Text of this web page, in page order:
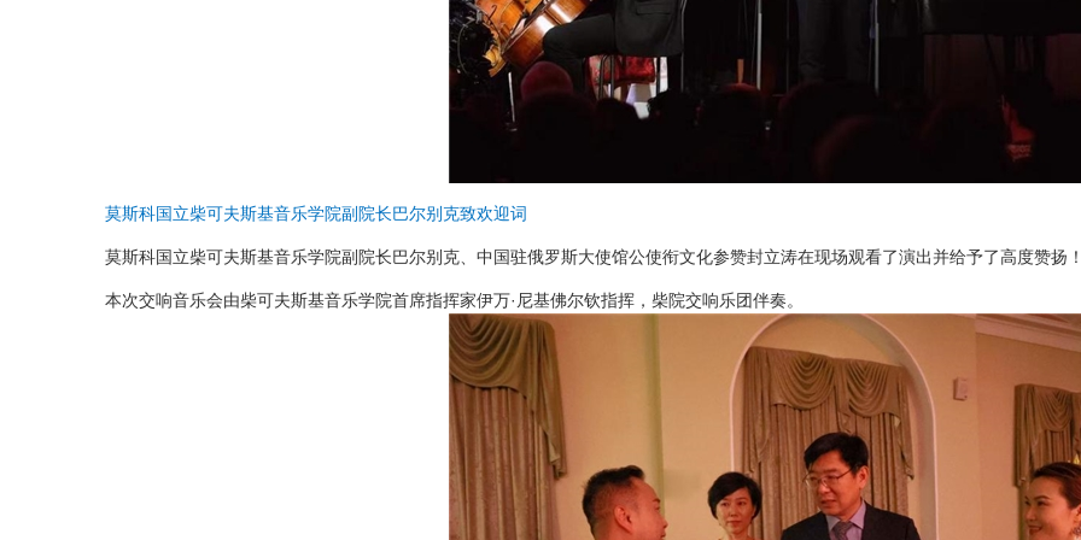
莫斯科国立柴可夫斯基音乐学院副院长巴尔别克致欢迎词
莫斯科国立柴可夫斯基音乐学院副院长巴尔别克、中国驻俄罗斯大使馆公使衔文化参赞封立涛在现场观看了演出并给予了高度赞扬
本次交响音乐会由柴可夫斯基音乐学院首席指挥家伊万·尼基佛尔钦指挥，柴院交响乐团伴奏。